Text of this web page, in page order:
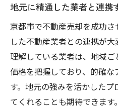
地元に精通した業者と連携
京都市で不動産売却を成功
した不動産業者との連携が
理解している業者は、地域
価格を把握しており、的確
す。地元の強みを活かした
てくれることも期待できま